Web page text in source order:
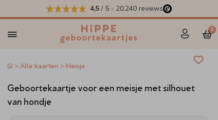
4,5 / 5 - 20.240 reviews
0
Alle kaarten Meisje
Geboortekaartje voor een meisje met silhouet
van hondje